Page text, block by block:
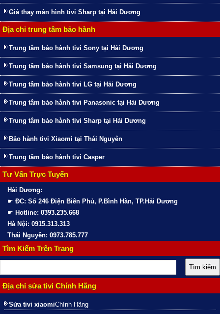
Giá thay màn hình tivi Sharp tại Hải Dương
Địa chỉ trung tâm bảo hành
Trung tâm bảo hành tivi Sony tại Hải Dương
Trung tâm bảo hành tivi Samsung tại Hải Dương
Trung tâm bảo hành tivi LG tại Hải Dương
Trung tâm bảo hành tivi Panasonic tại Hải Dương
Trung tâm bảo hành tivi Sharp tại Hải Dương
Bảo hành tivi Xiaomi tại Thái Nguyên
Trung tâm bảo hành tivi Casper
Tư Vấn Trực Tuyến
Hải Dương:
☛ ĐC: Số 246 Điện Biên Phủ, P.Bình Hàn, TP.Hải Dương
☛ Hotline: 0393.235.668
Hà Nội: 0915.313.313
Thái Nguyên: 0973.785.777
Tìm Kiếm Trên Trang
Địa chỉ sửa tivi Chính Hãng
Sửa tivi xiaomiChính Hãng